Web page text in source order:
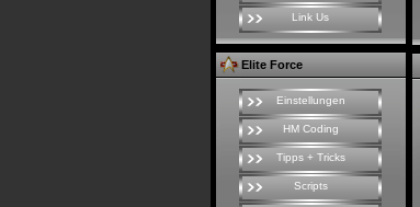
Link Us
Elite Force
Einstellungen
HM Coding
Tipps + Tricks
Scripts